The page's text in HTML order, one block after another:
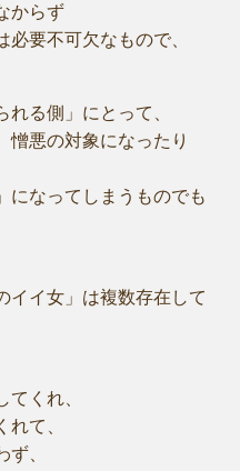
からず
必要不可欠なもので、
る側」にとって、
憎悪の対象になったり
になってしまうものでも
イイ女」は複数存在して
くれ、
て、
、